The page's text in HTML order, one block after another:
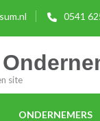
0541
site
ONDERNEMERS